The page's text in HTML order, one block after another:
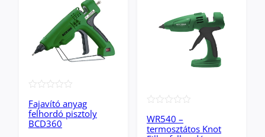
Fajavító anyag
felhordó pisztoly
BCD360
WR540 –
termosztátos Knot